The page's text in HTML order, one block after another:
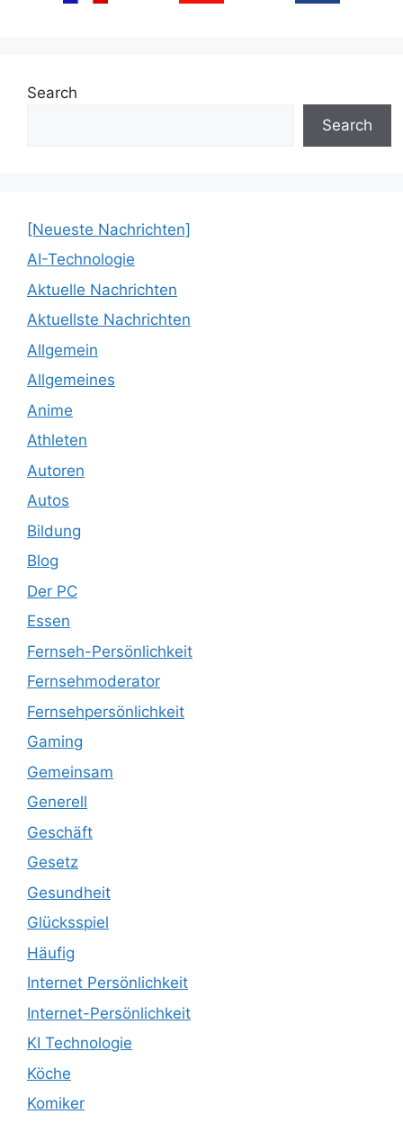
Search
Search
[Neueste Nachrichten]
AI-Technologie
Aktuelle Nachrichten
Aktuellste Nachrichten
Allgemein
Allgemeines
Anime
Athleten
Autoren
Autos
Bildung
Blog
Der PC
Essen
Fernseh-Persönlichkeit
Fernsehmoderator
Fernsehpersönlichkeit
Gaming
Gemeinsam
Generell
Geschäft
Gesetz
Gesundheit
Glücksspiel
Häufig
Internet Persönlichkeit
Internet-Persönlichkeit
KI Technologie
Köche
Komiker